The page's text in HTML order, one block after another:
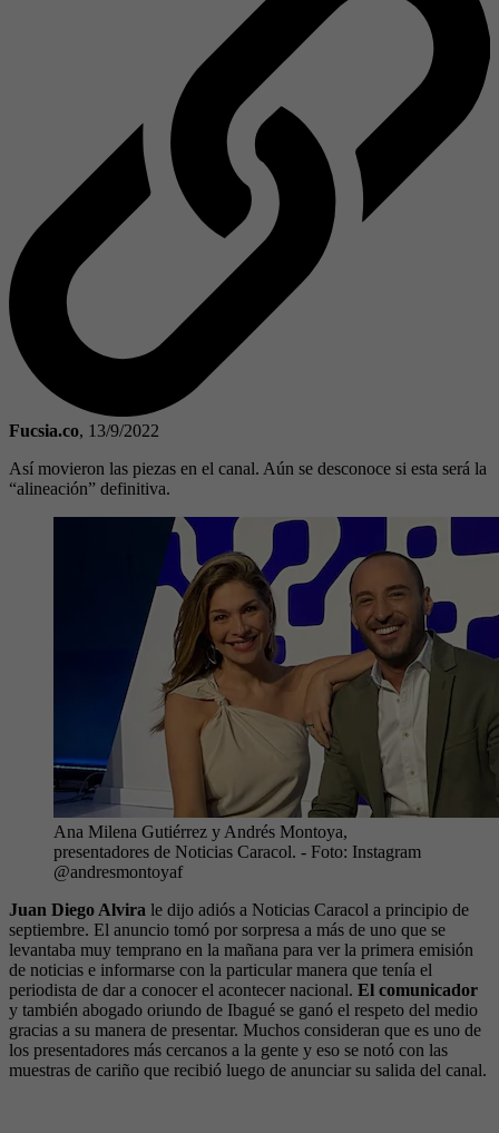
Fucsia.co, 13/9/2022
Así movieron las piezas en el canal. Aún se desconoce si esta será la
“alineación” definitiva.
Ana Milena Gutiérrez y Andrés Montoya,
presentadores de Noticias Caracol. - Foto: Instagram
@andresmontoyaf
Juan Diego Alvira le dijo adiós a Noticias Caracol a principio de
septiembre. El anuncio tomó por sorpresa a más de uno que se
levantaba muy temprano en la mañana para ver la primera emisión
de noticias e informarse con la particular manera que tenía el
periodista de dar a conocer el acontecer nacional. El comunicador
y también abogado oriundo de Ibagué se ganó el respeto del medio
gracias a su manera de presentar. Muchos consideran que es uno de
los presentadores más cercanos a la gente y eso se notó con las
muestras de cariño que recibió luego de anunciar su salida del canal.